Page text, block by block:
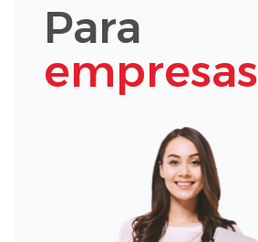
Para
empresas